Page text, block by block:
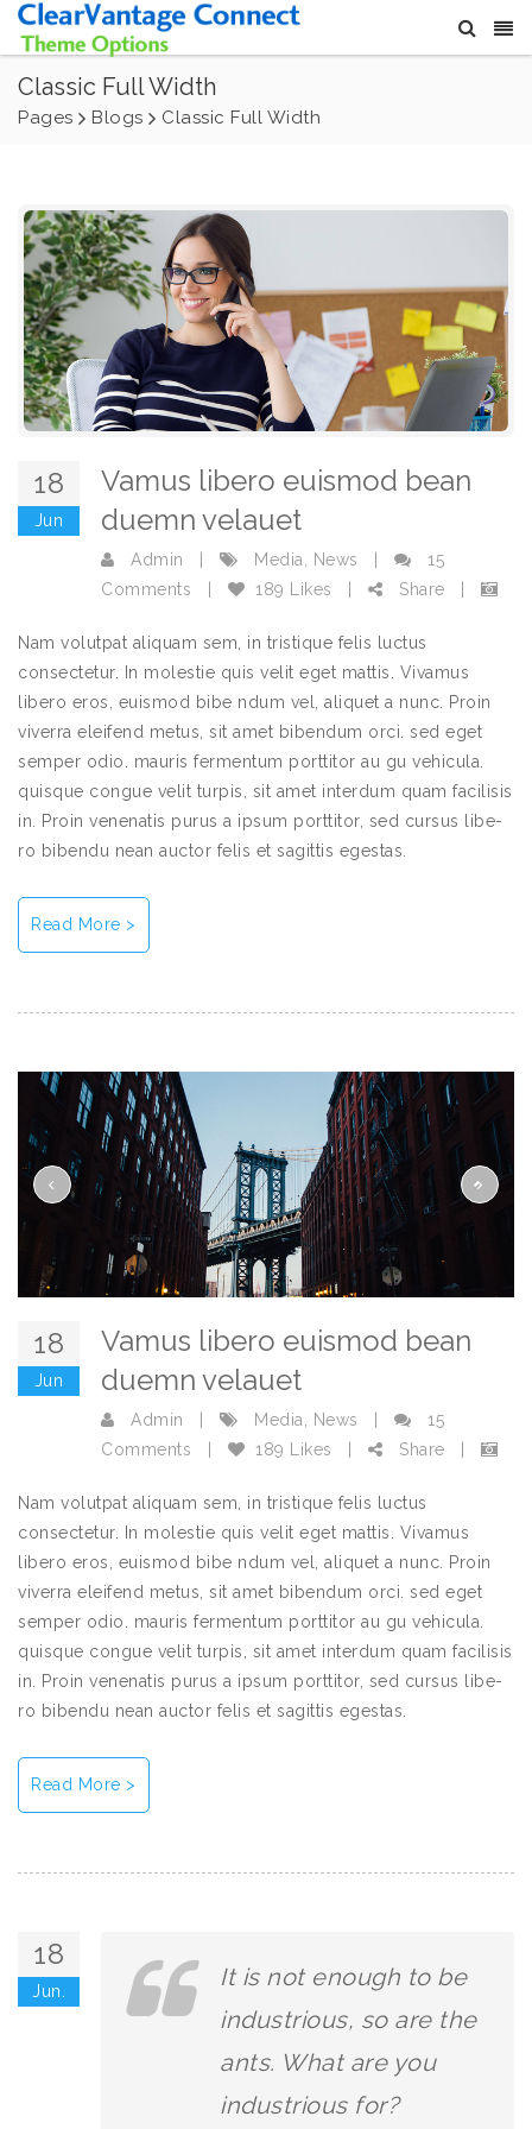
Classic Full Width
Pages Blogs Classic Full Width
18
Jun
Vamus libero euismod bean
duemn velauet
Admin Media News
15
Comments
189 Likes Share
Nam volutpat aliquam sem, in tristique felis luctus
consectetur. In molestie quis velit eget mattis. Vivamus
libero eros, euismod bibe ndum vel, aliquet a nunc. Proin
viverra eleifend metus, sit amet bibendum orci. sed eget
semper odio. mauris fermentum porttitor au gu vehicula.
quisque congue velit turpis, sit amet interdum quam facilisis
in. Proin venenatis purus a ipsum porttitor, sed cursus libe-
ro bibendu nean auctor felis et sagittis egestas.
Read More >
18
Jun
Vamus libero euismod bean
duemn velauet
Admin Media News
15
Comments
189 Likes Share
Nam volutpat aliquam sem, in tristique felis luctus
consectetur. In molestie quis velit eget mattis. Vivamus
libero eros, euismod bibe ndum vel, aliquet a nunc. Proin
viverra eleifend metus, sit amet bibendum orci. sed eget
semper odio. mauris fermentum porttitor au gu vehicula.
quisque congue velit turpis, sit amet interdum quam facilisis
in. Proin venenatis purus a ipsum porttitor, sed cursus libe-
ro bibendu nean auctor felis et sagittis egestas.
Read More >
18
Jun.
It is not enough to be
industrious, so are the
ants. What are you
industrious for?